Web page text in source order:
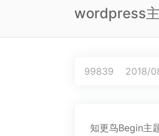
wordpress
99839 2018/
知更鸟Begin主